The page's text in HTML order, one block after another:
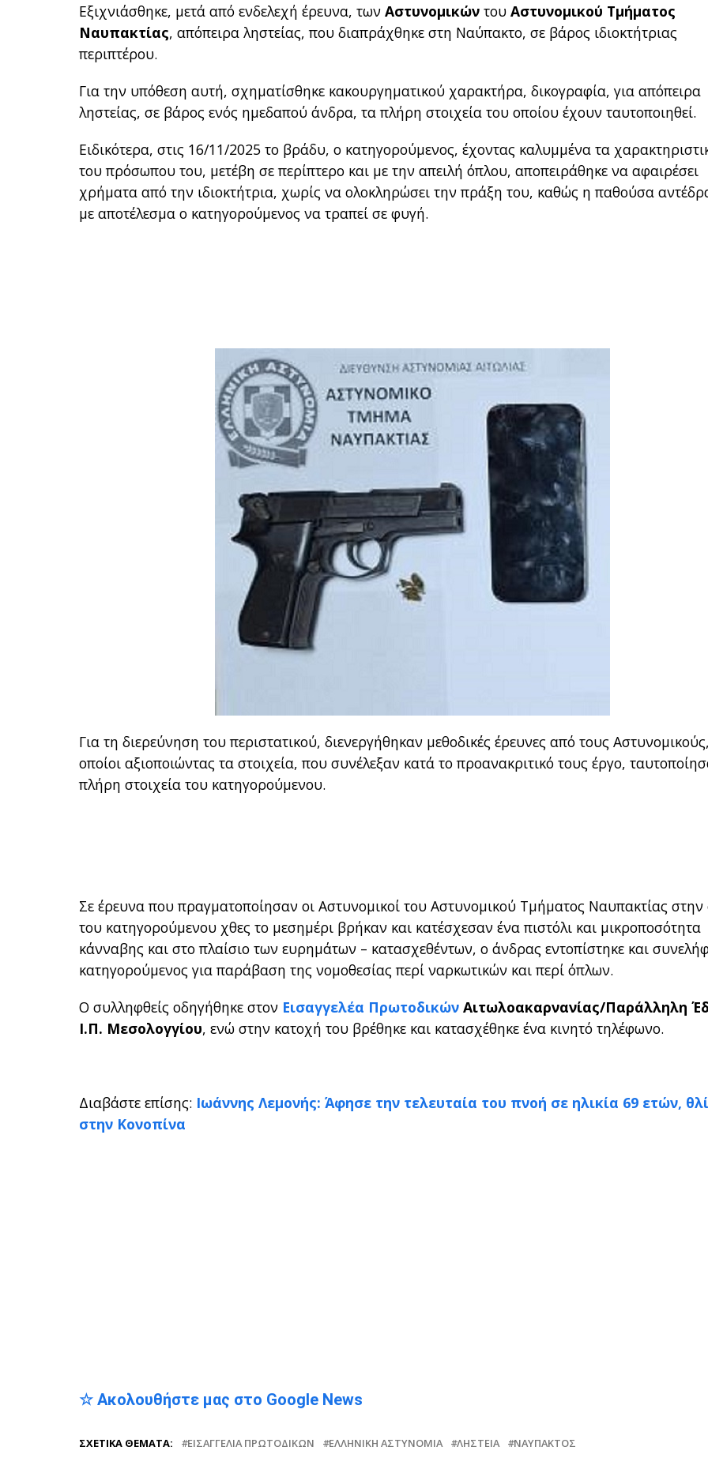
Εξιχνιάσθηκε, μετά από ενδελεχή έρευνα, τωνΑστυνομικών τουΑστυνομικού Τμήματος
Ναυπακτίας, απόπειρα ληστείας, που διαπράχθηκε στη Ναύπακτο, σε βάρος ιδιοκτήτριας
περιπτέρου.
Για την υπόθεση αυτή, σχηματίσθηκε κακουργηματικού χαρακτήρα, δικογραφία, για απόπειρα
ληστείας, σε βάρος ενός ημεδαπού άνδρα, τα πλήρη στοιχεία του οποίου έχουν ταυτοποιηθεί.
Ειδικότερα, στις 16/11/2025 το βράδυ, ο κατηγορούμενος, έχοντας καλυμμένα τα
του πρόσωπου του, μετέβη σε περίπτερο και με την απειλή όπλου, αποπειράθηκε να αφαιρέσει
χρήματα από την ιδιοκτήτρια, χωρίς να ολοκληρώσει την πράξη του, καθώς η παθούσα
με αποτέλεσμα ο κατηγορούμενος να τραπεί σε φυγή.
Για τη διερεύνηση του περιστατικού, διενεργήθηκαν μεθοδικές έρευνες από τους
οποίοι αξιοποιώντας τα στοιχεία, που συνέλεξαν κατά το προανακριτικό τους έργο,
πλήρη στοιχεία του κατηγορούμενου.
Σε έρευνα που πραγματοποίησαν οι Αστυνομικοί του Αστυνομικού Τμήματος Ναυπακτίας στην
του κατηγορούμενου χθες το μεσημέρι βρήκαν και κατέσχεσαν ένα πιστόλι και μικροποσότητα
κάνναβης και στο πλαίσιο των ευρημάτων – κατασχεθέντων, ο άνδρας εντοπίστηκε και
κατηγορούμενος για παράβαση της νομοθεσίας περί ναρκωτικών και περί όπλων.
Ο συλληφθείς οδηγήθηκε στον Εισαγγελέα Πρωτοδικών Αιτωλοακαρνανίας/Παράλληλη
Ι.Π. Μεσολογγίου, ενώ στην κατοχή του βρέθηκε και κατασχέθηκε ένα κινητό τηλέφωνο.
Διαβάστε επίσης: Ιωάννης Λεμονής: Άφησε την τελευταία του πνοή σε ηλικία 69 ετών,
στην Κονοπίνα
☆ Ακολουθήστε μας στο Google News
ΣΧΕΤΙΚΆ ΘΈΜΑΤΑ: ΕΙΣΑΓΓΕΛΊΑ ΠΡΩΤΟΔΙΚΏΝ ΕΛΛΗΝΙΚΉ ΑΣΤΥΝΟΜΊΑ ΛΗΣΤΕΊΑ ΝΑΎΠΑΚΤΟΣ